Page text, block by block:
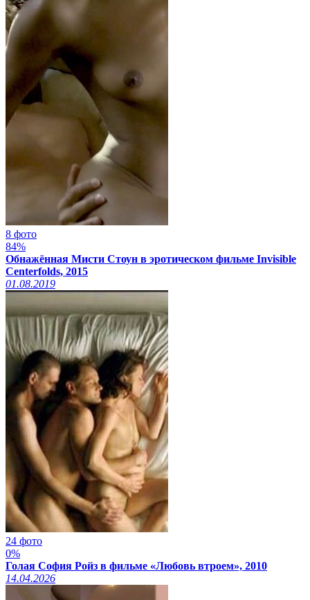
8 фото
84%
Обнажённая Мисти Стоун в эротическом фильме Invisible
Centerfolds, 2015
01.08.2019
24 фото
0%
Голая София Ройз в фильме «Любовь втроем», 2010
14.04.2026